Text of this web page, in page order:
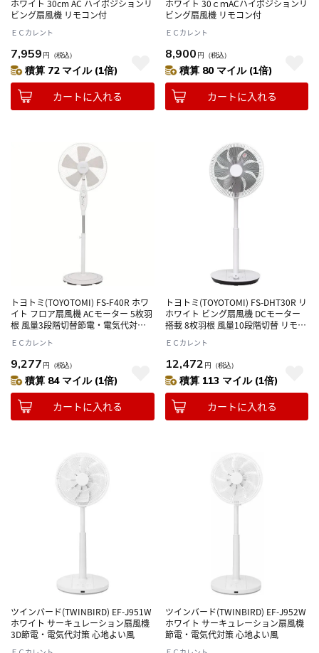
ホワイト 30cm AC ハイポジションリ
ビング扇風機 リモコン付
ＥＣカレント
7,959 円 （税込）
積算 72 マイル (1倍)
カートに入れる
ホワイト 30ｃｍACハイポジションリ
ビング扇風機 リモコン付
ＥＣカレント
8,900 円 （税込）
積算 80 マイル (1倍)
カートに入れる
トヨトミ(TOYOTOMI) FS-F40R ホワ
イト フロア扇風機 ACモーター 5枚羽
根 風量3段階切替節電・電気代対策
ＥＣカレント
9,277 円 （税込）
積算 84 マイル (1倍)
カートに入れる
トヨトミ(TOYOTOMI) FS-DHT30R リ
ホワイト ビング扇風機 DCモーター
搭載 8枚羽根 風量10段階切替 リモコ
ＥＣカレント
12,472 円 （税込）
積算 113 マイル (1倍)
カートに入れる
ツインバード(TWINBIRD) EF-J951W
ホワイト サーキュレーション扇風機
3D節電・電気代対策 心地よい風
ツインバード(TWINBIRD) EF-J952W
ホワイト サーキュレーション扇風機
節電・電気代対策 心地よい風